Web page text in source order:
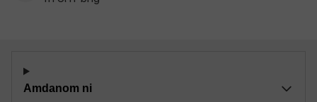
Amdanom ni